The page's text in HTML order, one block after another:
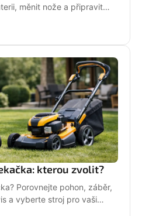
měnit nože a připravit
kterou zvolit?
Porovnejte pohon, záběr,
a vyberte stroj pro vaši